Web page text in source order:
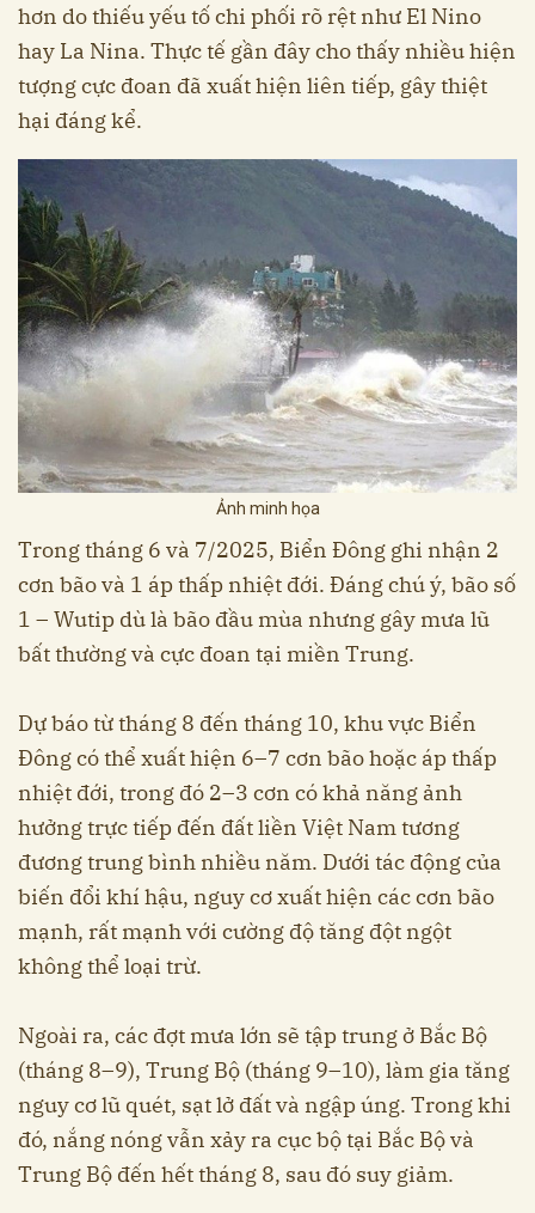
hơn do thiếu yếu tố chi phối rõ rệt như El Nino
hay La Nina. Thực tế gần đây cho thấy nhiều hiện
tượng cực đoan đã xuất hiện liên tiếp, gây thiệt
hại đáng kể.
Ảnh minh họa
Trong tháng 6 và 7/2025, Biển Đông ghi nhận 2
cơn bão và 1 áp thấp nhiệt đới. Đáng chú ý, bão số
1 – Wutip dù là bão đầu mùa nhưng gây mưa lũ
bất thường và cực đoan tại miền Trung.
Dự báo từ tháng 8 đến tháng 10, khu vực Biển
Đông có thể xuất hiện 6–7 cơn bão hoặc áp thấp
nhiệt đới, trong đó 2–3 cơn có khả năng ảnh
hưởng trực tiếp đến đất liền Việt Nam tương
đương trung bình nhiều năm. Dưới tác động của
biến đổi khí hậu, nguy cơ xuất hiện các cơn bão
mạnh, rất mạnh với cường độ tăng đột ngột
không thể loại trừ.
Ngoài ra, các đợt mưa lớn sẽ tập trung ở Bắc Bộ
(tháng 8–9), Trung Bộ (tháng 9–10), làm gia tăng
nguy cơ lũ quét, sạt lở đất và ngập úng. Trong khi
đó, nắng nóng vẫn xảy ra cục bộ tại Bắc Bộ và
Trung Bộ đến hết tháng 8, sau đó suy giảm.